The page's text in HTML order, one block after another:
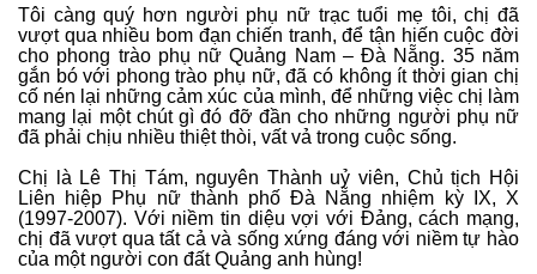
Tôi càng quý hơn người phụ nữ trạc tuổi mẹ tôi, chị đã
vượt qua nhiều bom đạn chiến tranh, để tận hiến cuộc đời
cho phong trào phụ nữ Quảng Nam – Đà Nẵng. 35 năm
gắn bó với phong trào phụ nữ, đã có không ít thời gian chị
cố nén lại những cảm xúc của mình, để những việc chị làm
mang lại một chút gì đó đỡ đần cho những người phụ nữ
đã phải chịu nhiều thiệt thòi, vất vả trong cuộc sống.
Chị là Lê Thị Tám, nguyên Thành uỷ viên, Chủ tịch Hội
Liên hiệp Phụ nữ thành phố Đà Nẵng nhiệm kỳ IX, X
(1997-2007). Với niềm tin diệu vợi với Đảng, cách mạng,
chị đã vượt qua tất cả và sống xứng đáng với niềm tự hào
của một người con đất Quảng anh hùng!